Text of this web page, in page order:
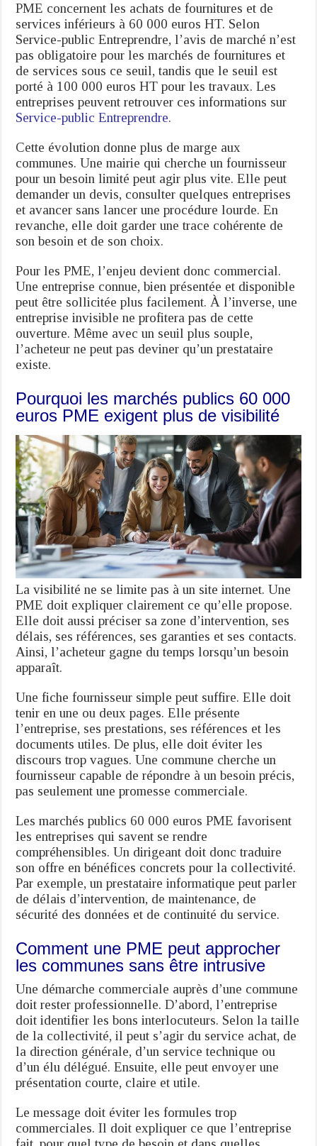
PME concernent les achats de fournitures et de
services inférieurs à 60 000 euros HT. Selon
Service-public Entreprendre, l’avis de marché n’est
pas obligatoire pour les marchés de fournitures et
de services sous ce seuil, tandis que le seuil est
porté à 100 000 euros HT pour les travaux. Les
entreprises peuvent retrouver ces informations sur
Service-public Entreprendre.
Cette évolution donne plus de marge aux
communes. Une mairie qui cherche un fournisseur
pour un besoin limité peut agir plus vite. Elle peut
demander un devis, consulter quelques entreprises
et avancer sans lancer une procédure lourde. En
revanche, elle doit garder une trace cohérente de
son besoin et de son choix.
Pour les PME, l’enjeu devient donc commercial.
Une entreprise connue, bien présentée et disponible
peut être sollicitée plus facilement. À l’inverse, une
entreprise invisible ne profitera pas de cette
ouverture. Même avec un seuil plus souple,
l’acheteur ne peut pas deviner qu’un prestataire
existe.
Pourquoi les marchés publics 60 000
euros PME exigent plus de visibilité
La visibilité ne se limite pas à un site internet. Une
PME doit expliquer clairement ce qu’elle propose.
Elle doit aussi préciser sa zone d’intervention, ses
délais, ses références, ses garanties et ses contacts.
Ainsi, l’acheteur gagne du temps lorsqu’un besoin
apparaît.
Une fiche fournisseur simple peut suffire. Elle doit
tenir en une ou deux pages. Elle présente
l’entreprise, ses prestations, ses références et les
documents utiles. De plus, elle doit éviter les
discours trop vagues. Une commune cherche un
fournisseur capable de répondre à un besoin précis,
pas seulement une promesse commerciale.
Les marchés publics 60 000 euros PME favorisent
les entreprises qui savent se rendre
compréhensibles. Un dirigeant doit donc traduire
son offre en bénéfices concrets pour la collectivité.
Par exemple, un prestataire informatique peut parler
de délais d’intervention, de maintenance, de
sécurité des données et de continuité du service.
Comment une PME peut approcher
les communes sans être intrusive
Une démarche commerciale auprès d’une commune
doit rester professionnelle. D’abord, l’entreprise
doit identifier les bons interlocuteurs. Selon la taille
de la collectivité, il peut s’agir du service achat, de
la direction générale, d’un service technique ou
d’un élu délégué. Ensuite, elle peut envoyer une
présentation courte, claire et utile.
Le message doit éviter les formules trop
commerciales. Il doit expliquer ce que l’entreprise